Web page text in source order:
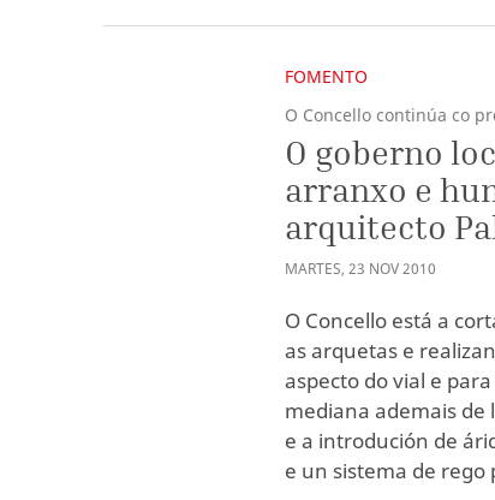
FOMENTO
O Concello continúa co
O goberno
arranxo e
arquitecto
MARTES,23 NOV2010
O Concello está a
as arquetas e
aspecto do vial e
mediana ademais
e a introdución de
e un sistema de